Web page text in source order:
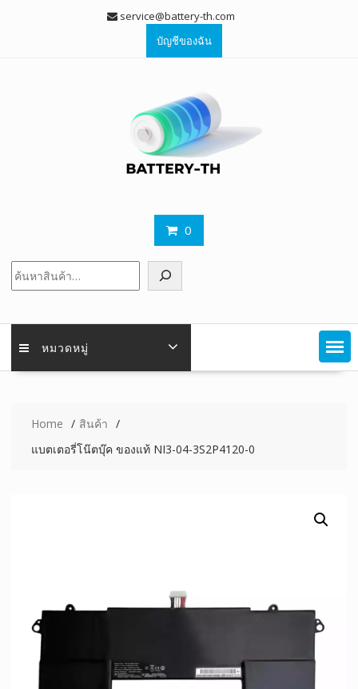
service@battery-th.com
บัญชีของฉัน
0
หมวดหมู่
Home
สินค้า
แบตเตอรี่โน๊ตบุ๊ค ของแท้ NI3-04-3S2P4120-0